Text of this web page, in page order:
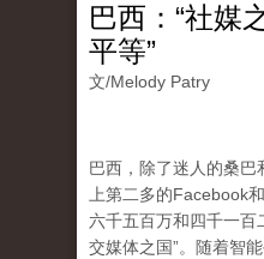
巴西：“社媒
平等”
文/Melody Patry
巴西，除了迷人的桑巴
上第二多的
六千五百万和四千一百
交媒体之国”。随着智